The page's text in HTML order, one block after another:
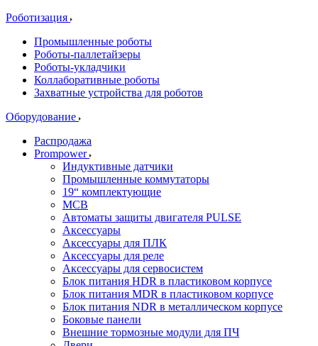
Роботизация
Промышленные роботы
Роботы-паллетайзеры
Роботы-укладчики
Коллаборативные роботы
Захватные устройства для роботов
Оборудование
Распродажа
Prompower
Индуктивные датчики
Промышленные коммутаторы
19“ комплектующие
MCB
Автоматы защиты двигателя PULSE
Аксессуары
Аксессуары для ПЛК
Аксессуары для реле
Аксессуары для сервосистем
Блок питания HDR в пластиковом корпусе
Блок питания MDR в пластиковом корпусе
Блок питания NDR в металлическом корпусе
Боковые панели
Внешние тормозные модули для ПЧ